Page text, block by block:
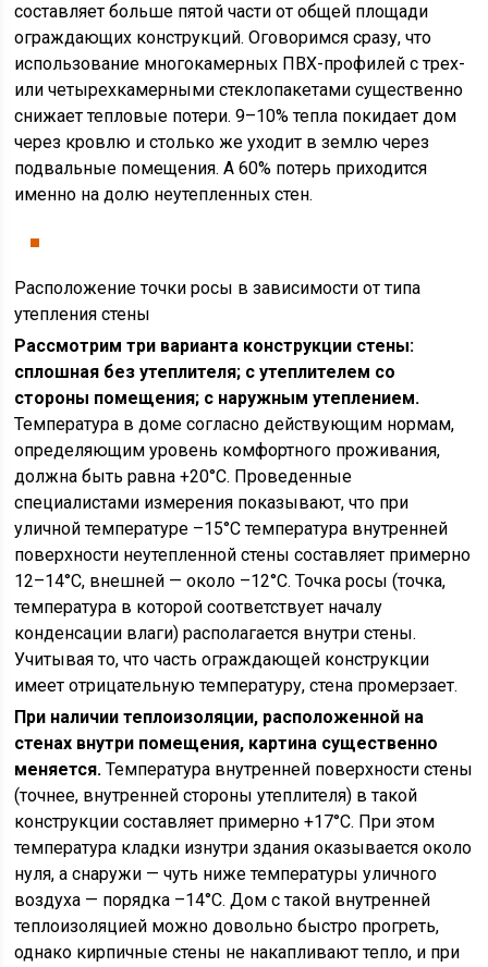
составляет больше пятой части от общей площади
ограждающих конструкций. Оговоримся сразу, что
использование многокамерных ПВХ-профилей с трех-
или четырехкамерными стеклопакетами существенно
снижает тепловые потери. 9–10% тепла покидает дом
через кровлю и столько же уходит в землю через
подвальные помещения. А 60% потерь приходится
именно на долю неутепленных стен.
Расположение точки росы в зависимости от типа
утепления стены
Рассмотрим три варианта конструкции стены:
сплошная без утеплителя; с утеплителем со
стороны помещения; с наружным утеплением.
Температура в доме согласно действующим нормам,
определяющим уровень комфортного проживания,
должна быть равна +20°С. Проведенные
специалистами измерения показывают, что при
уличной температуре –15°С температура внутренней
поверхности неутепленной стены составляет примерно
12–14°С, внешней — около –12°С. Точка росы (точка,
температура в которой соответствует началу
конденсации влаги) располагается внутри стены.
Учитывая то, что часть ограждающей конструкции
имеет отрицательную температуру, стена промерзает.
При наличии теплоизоляции, расположенной на
стенах внутри помещения, картина существенно
меняется. Температура внутренней поверхности стены
(точнее, внутренней стороны утеплителя) в такой
конструкции составляет примерно +17°С. При этом
температура кладки изнутри здания оказывается около
нуля, а снаружи — чуть ниже температуры уличного
воздуха — порядка –14°С. Дом с такой внутренней
теплоизоляцией можно довольно быстро прогреть,
однако кирпичные стены не накапливают тепло, и при